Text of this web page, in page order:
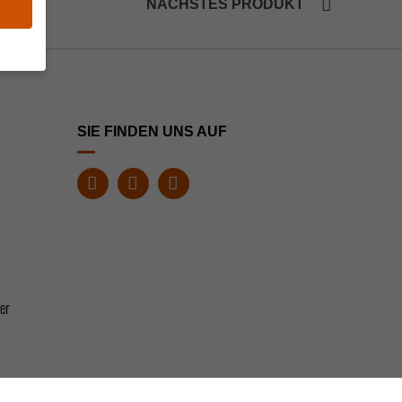
NÄCHSTES PRODUKT
SIE FINDEN UNS AUF